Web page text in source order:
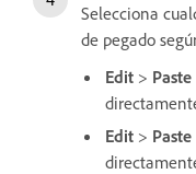
Selecciona
de pegado
Edit >
Edit >